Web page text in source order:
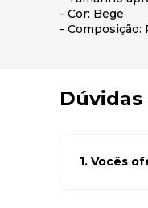
- Cor: Bege
- Composição:
1. Vocês